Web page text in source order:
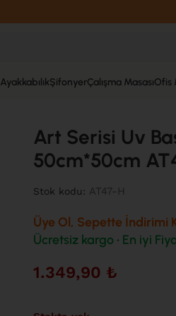
AyakkabılıkŞifonyerÇalışma MasasıOfis
Art Serisi Uv
50cm*50cm
Stok kodu: AT47-H
Üye Ol, Sepette İndirimi
Ücretsiz kargo • En iyi
1.349,90 ₺